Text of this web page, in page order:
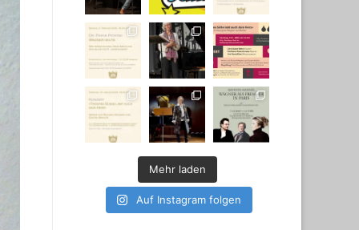
Mehr laden
Auf Instagram folgen